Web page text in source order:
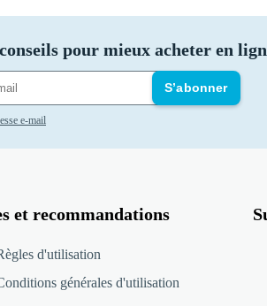
conseils pour mieux acheter en
S’abonner
e-mail
et recommandations
d'utilisation
générales d'utilisation